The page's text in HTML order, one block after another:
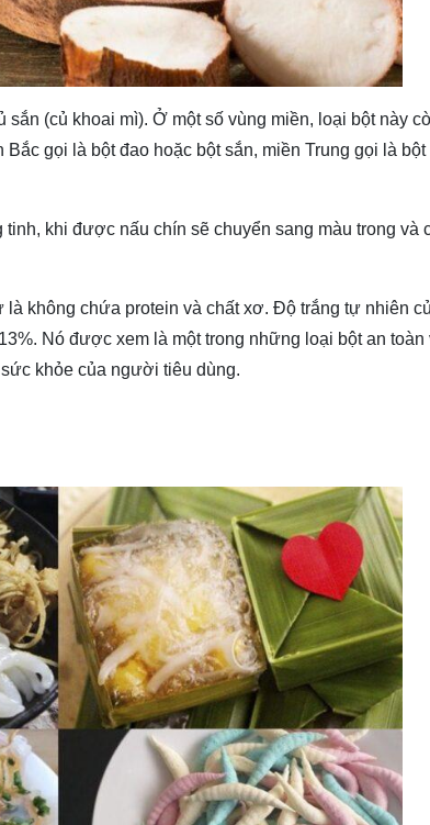
(củ khoai mì). Ở một số vùng miền, loại bột này
gọi là bột đao hoặc bột sắn, miền Trung gọi là bột
khi được nấu chín sẽ chuyển sang màu trong và
không chứa protein và chất xơ. Độ trắng tự nhiên
Nó được xem là một trong những loại bột an toàn
khỏe của người tiêu dùng.